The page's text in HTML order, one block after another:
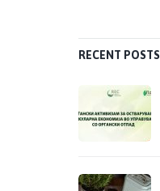
RECENT POSTS